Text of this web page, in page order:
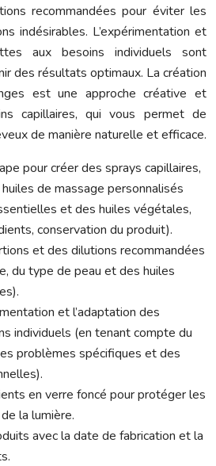
recommandées pour éviter les
indésirables. L’expérimentation et
aux besoins individuels sont
des résultats optimaux. La création
est une approche créative et
capillaires, qui vous permet de
de manière naturelle et efficace.
pour créer des sprays capillaires,
de massage personnalisés
et des huiles végétales,
conservation du produit).
et des dilutions recommandées
du type de peau et des huiles
et l’adaptation des
individuels (en tenant compte du
problèmes spécifiques et des
en verre foncé pour protéger les
la lumière.
avec la date de fabrication et la